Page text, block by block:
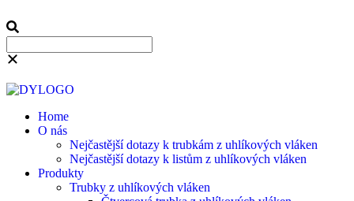
Home
O nás
Nejčastější dotazy k trubkám z uhlíkových vláken
Nejčastější dotazy k listům z uhlíkových vláken
Produkty
Trubky z uhlíkových vláken